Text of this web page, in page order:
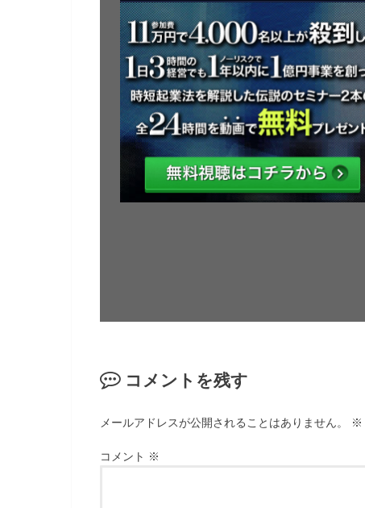
コメントを残す
メールアドレスが公開されることはありません。 ※
コメント ※